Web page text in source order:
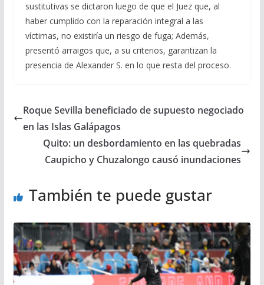
sustitutivas se dictaron luego de que el Juez que, al
haber cumplido con la reparación integral a las
víctimas, no existiría un riesgo de fuga; Además,
presentó arraigos que, a su criterios, garantizan la
presencia de Alexander S. en lo que resta del proceso.
Roque Sevilla beneficiado de supuesto negociado
en las Islas Galápagos
Quito: un desbordamiento en las quebradas
Caupicho y Chuzalongo causó inundaciones
También te puede gustar